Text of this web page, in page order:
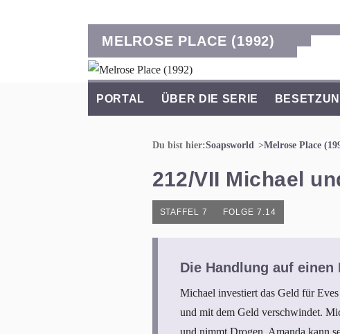
MELROSE PLACE (1992)
PORTAL ÜBER DIE SERIE
Du bist hier:Soapsworld Melrose Place
212/VII Michael
STAFFEL 7 FOLGE 7.14
Die Handlung auf einen
Michael investiert das Geld für
und mit dem Geld verschwindet.
und nimmt Drogen. Amanda kann